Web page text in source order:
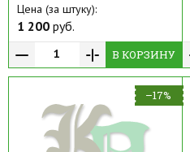
Цена (за штуку):
1 200 руб.
В КОРЗИНУ
–17%